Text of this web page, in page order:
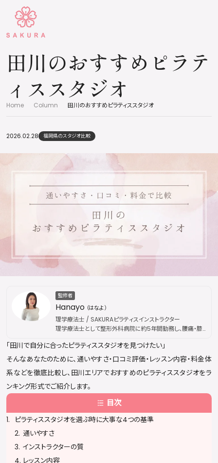
田川のおすすめピラテ
ィススタジオ
Home Column 田川のおすすめピラティススタジオ
2026.02.28 福岡県のスタジオ比較
監修者
Hanayo （はなよ）
理学療法士 / SAKURAピラティスインストラクター
理学療法士として整形外科病院に約5年間勤務し、腰痛・膝
を担当。その後、国際的なピラティス資格団体「Peak
Pilates」の認定資格を取得し、指導歴は通算5年に及ぶ。現
療現場で培った解剖学・運動療法の専門知識を土台に、身体
の仕組みに基づいた本質的な姿勢改善・疼痛ケアを提供し
ている。出勤枠は公開後すぐに満員となることが多く、キャン
セル待ちが続出するほどの人気を誇る。
「田川で自分に合ったピラティススタジオを見つけたい」
そんなあなたのために、通いやすさ・口コミ評価・レッスン内容・料金体
系などを徹底比較し、田川エリアでおすすめのピラティススタジオをラ
ンキング形式でご紹介します。
目次
ピラティススタジオを選ぶ時に大事な4つの基準
通いやすさ
インストラクターの質
レッスン内容